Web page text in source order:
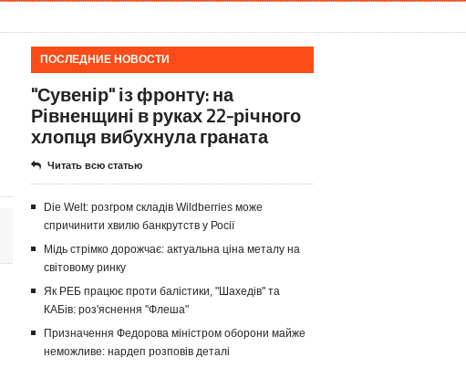
ПОСЛЕДНИЕ НОВОСТИ
"Сувенір" із фронту: на
Рівненщині в руках 22-річного
хлопця вибухнула граната
Читать всю статью
Die Welt: розгром складів Wildberries може
спричинити хвилю банкрутств у Росії
Мідь стрімко дорожчає: актуальна ціна металу на
світовому ринку
Як РЕБ працює проти балістики, "Шахедів" та
КАБів: роз'яснення "Флеша"
Призначення Федорова міністром оборони майже
неможливе: нардеп розповів деталі